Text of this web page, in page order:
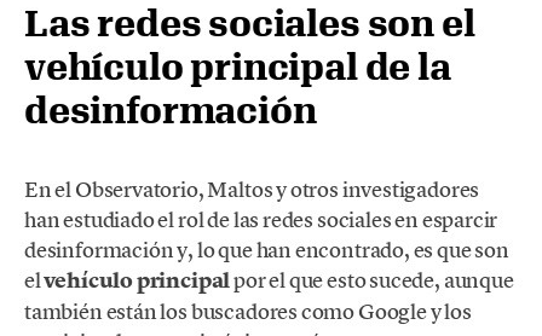
Las redes sociales son el
vehículo principal de la
desinformación
En el Observatorio, Maltos y otros investigadores
han estudiado el rol de las redes sociales en esparcir
desinformación y, lo que han encontrado, es que son
elvehículo principalpor el que esto sucede, aunque
también están los buscadores como Google y los